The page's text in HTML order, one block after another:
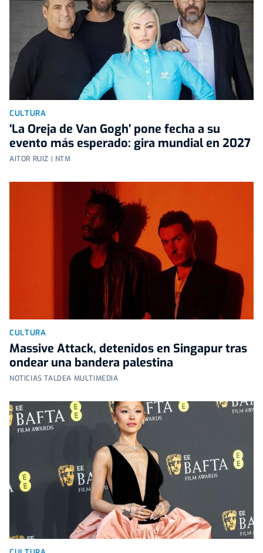
CULTURA
‘La Oreja de Van Gogh’ pone fecha a su
evento más esperado: gira mundial en 2027
AITOR RUIZ | NTM
CULTURA
Massive Attack, detenidos en Singapur tras
ondear una bandera palestina
NOTICIAS TALDEA MULTIMEDIA